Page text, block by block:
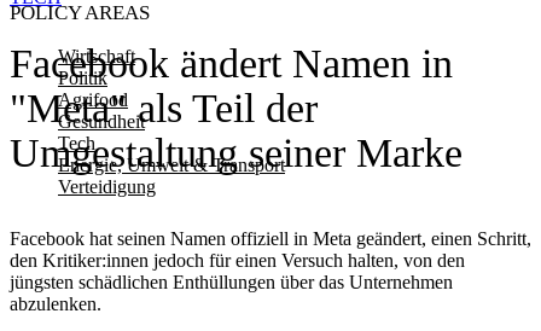
POLICY AREAS
Wirtschaft
Politik
Agrifood
Gesundheit
Tech
Energie, Umwelt & Transport
Verteidigung
Facebook ändert Namen in
"Meta" als Teil der
Umgestaltung seiner Marke
Facebook hat seinen Namen offiziell in Meta geändert, einen Schritt,
den Kritiker:innen jedoch für einen Versuch halten, von den
jüngsten schädlichen Enthüllungen über das Unternehmen
abzulenken.